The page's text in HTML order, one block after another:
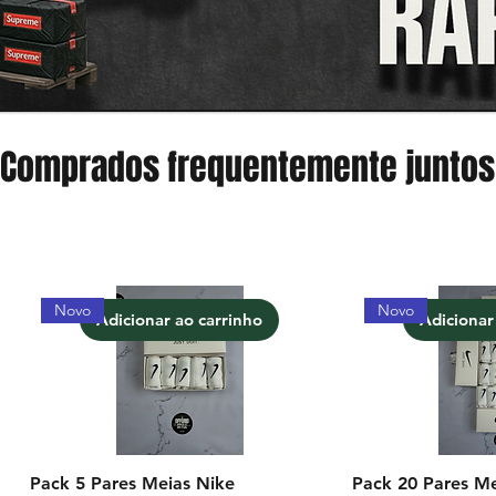
Comprados frequentemente juntos
Adicionar ao carrinho
Novo
Pack 5 Pares Meias Nike
Novo
Pack 20 Pares